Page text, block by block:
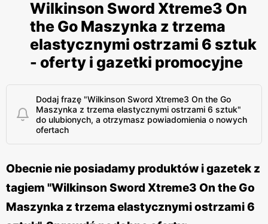
Wilkinson Sword Xtreme3 On
the Go Maszynka z trzema
elastycznymi ostrzami 6 sztuk
- oferty i gazetki promocyjne
Dodaj frazę "Wilkinson Sword Xtreme3 On the Go
Maszynka z trzema elastycznymi ostrzami 6 sztuk"
do ulubionych, a otrzymasz powiadomienia o nowych
ofertach
Obecnie nie posiadamy produktów i gazetek z
tagiem "Wilkinson Sword Xtreme3 On the Go
Maszynka z trzema elastycznymi ostrzami 6